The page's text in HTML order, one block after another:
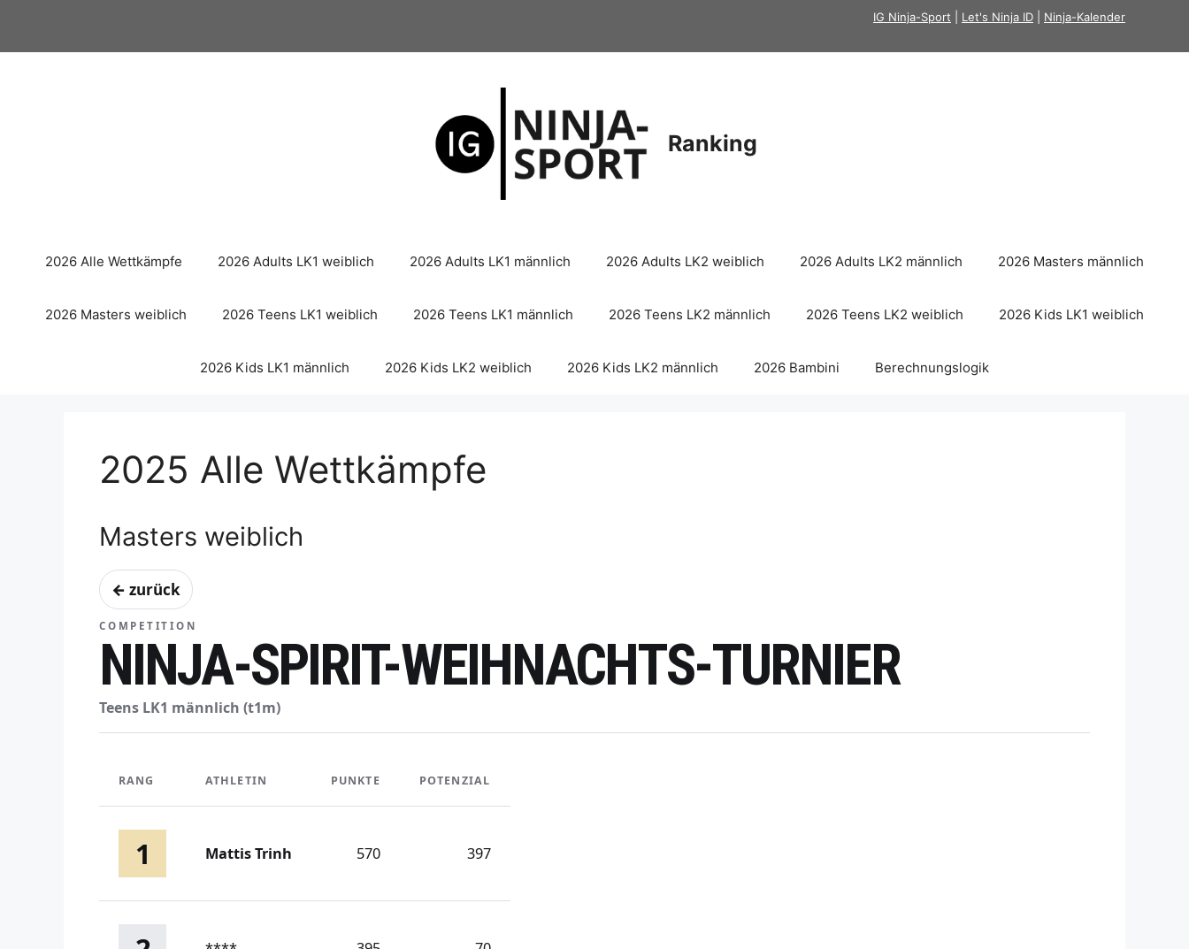
springen
IG Ninja-Sport Let's Ninja ID Ninja-Kalender
Ranking
2026 Alle Wettkämpfe 2026 Adults LK1 weiblich 2026 Adults LK1 männlich 2026 Adults LK2 weiblich 2026 Adults LK2 männlich 2026 Masters männlich
2026 Masters weiblich 2026 Teens LK1 weiblich 2026 Teens LK1 männlich 2026 Teens LK2 männlich 2026 Teens LK2 weiblich 2026 Kids LK1 weiblich
2026 Kids LK1 männlich 2026 Kids LK2 weiblich 2026 Kids LK2 männlich 2026 Bambini Berechnungslogik
2025 Alle Wettkämpfe
Masters weiblich
← zurück
COMPETITION
NINJA-SPIRIT-WEIHNACHTS-TURNIER
Teens LK1 männlich (t1m)
RANG ATHLETIN PUNKTE POTENZIAL
1 Mattis Trinh 570 397